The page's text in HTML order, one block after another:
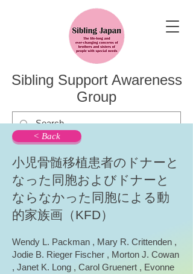
Sibling Support Awareness
Group
< Back
小児骨髄移植患者のドナーと
なった同胞およびドナーと
ならなかった同胞による動
的家族画（KFD）
Wendy L. Packman , Mary R. Crittenden ,
Jodie B. Rieger Fischer , Morton J. Cowan
, Janet K. Long , Carol Gruenert , Evonne